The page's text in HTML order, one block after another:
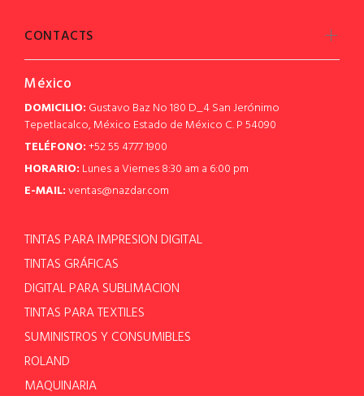
CONTACTS
México
DOMICILIO: Gustavo Baz No 180 D_4 San Jerónimo
Tepetlacalco, México Estado de México C. P 54090
TELÉFONO:+52 55 4777 1900
HORARIO: Lunes a Viernes 8:30 am a 6:00 pm
E-MAIL:ventas@nazdar.com
TINTAS PARA IMPRESION DIGITAL
TINTAS GRÁFICAS
DIGITAL PARA SUBLIMACION
TINTAS PARA TEXTILES
SUMINISTROS Y CONSUMIBLES
ROLAND
MAQUINARIA